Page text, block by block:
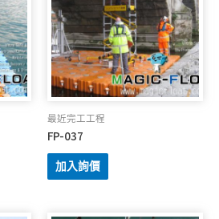
最近完工工程
FP-037
加入詢價